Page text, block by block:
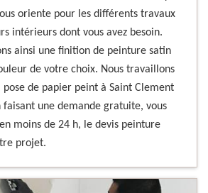
oriente pour les différents travaux
intérieurs dont vous avez besoin.
ainsi une finition de peinture satin
de votre choix. Nous travaillons
de papier peint à Saint Clement
faisant une demande gratuite, vous
moins de 24 h, le devis peinture
projet.